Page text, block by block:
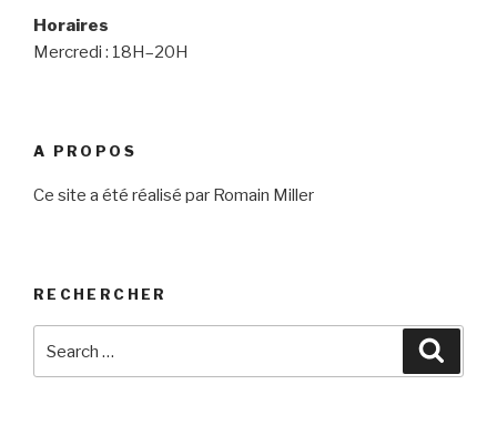
Horaires
Mercredi : 18H–20H
A PROPOS
Ce site a été réalisé par Romain Miller
RECHERCHER